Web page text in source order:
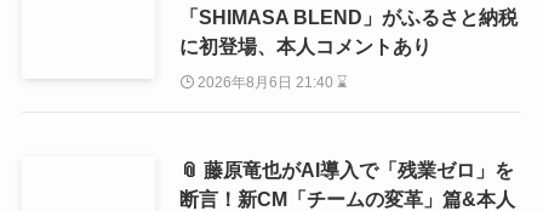
「SHIMASA BLEND」がふるさと納税
に初登場、本人コメントあり
2026年8月6日 21:40 ⌛
📎 藤原竜也がAI導入で「残業ゼロ」を
断言！新CM「チームの変革」篇&本人